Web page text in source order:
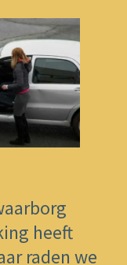
heeft
raden we